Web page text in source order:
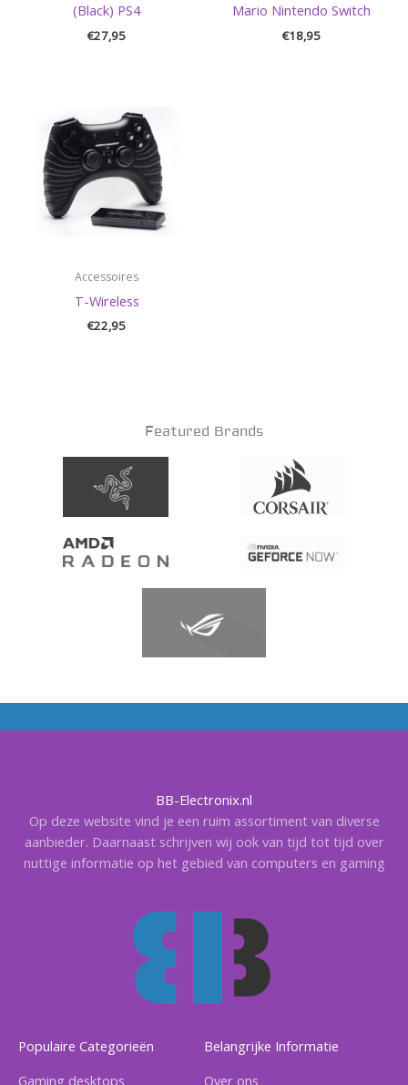
(Black) PS4
€27,95
Mario Nintendo Switch
€18,95
Accessoires
T-Wireless
€22,95
Featured Brands
BB-Electronix.nl
Op deze website vind je een ruim assortiment van diverse
aanbieder. Daarnaast schrijven wij ook van tijd tot tijd over
nuttige informatie op het gebied van computers en gaming
Populaire Categorieën
Gaming desktops
Belangrijke Informatie
Over ons